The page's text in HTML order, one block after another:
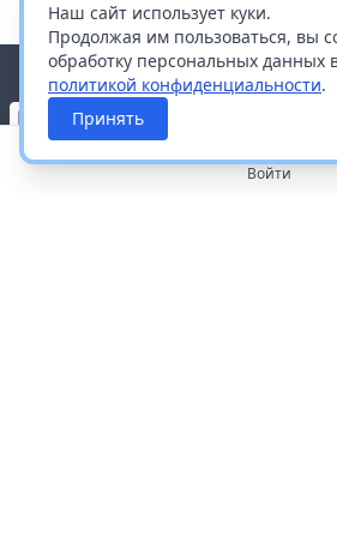
Наш сайт использует куки.
Продолжая им пользоваться, вы
обработку персональных данных
политикой конфиденциальности.
Принять
Войти